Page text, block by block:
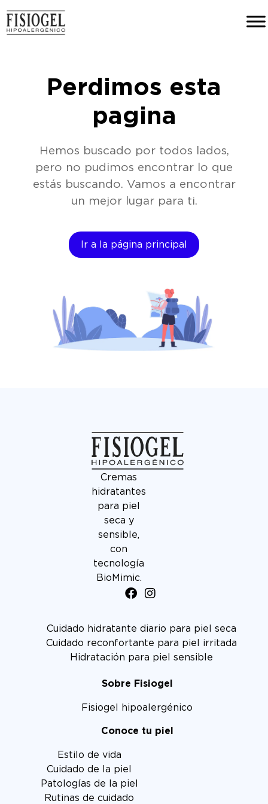
Perdimos esta
pagina
Hemos buscado por todos lados,
pero no pudimos encontrar lo que
estás buscando. Vamos a encontrar
un mejor lugar para ti.
Ir a la página principal
Cremas
hidratantes
para piel
seca y
sensible,
con
tecnología
BioMimic.
Cuidado hidratante diario para piel seca
Cuidado reconfortante para piel irritada
Hidratación para piel sensible
Sobre Fisiogel
Fisiogel hipoalergénico
Conoce tu piel
Estilo de vida
Cuidado de la piel
Patologías de la piel
Rutinas de cuidado